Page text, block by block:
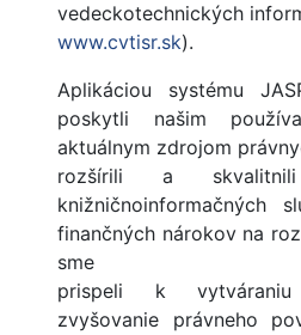
vedeckotechnických
www.cvtisr.sk).
Aplikáciou systému
poskytli našim
aktuálnym zdrojom
rozšírili a
knižničnoinformačných
finančných nárokov na
sme
prispeli k
zvyšovanie právneho